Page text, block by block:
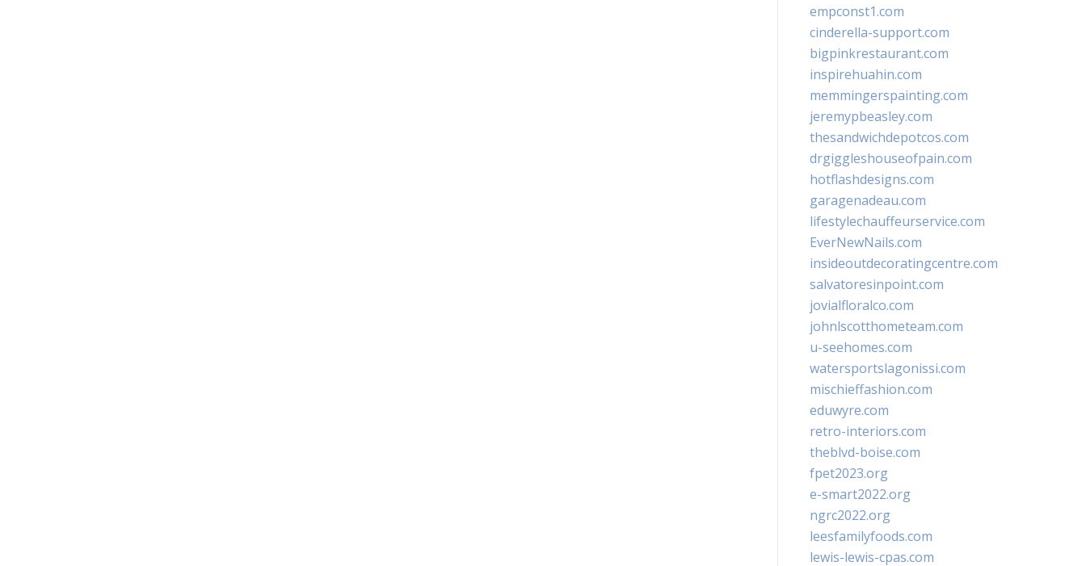
empconst1.com
cinderella-support.com
bigpinkrestaurant.com
inspirehuahin.com
memmingerspainting.com
jeremypbeasley.com
thesandwichdepotcos.com
drgiggleshouseofpain.com
hotflashdesigns.com
garagenadeau.com
lifestylechauffeurservice.com
EverNewNails.com
insideoutdecoratingcentre.com
salvatoresinpoint.com
jovialfloralco.com
johnlscotthometeam.com
u-seehomes.com
watersportslagonissi.com
mischieffashion.com
eduwyre.com
retro-interiors.com
theblvd-boise.com
fpet2023.org
e-smart2022.org
ngrc2022.org
leesfamilyfoods.com
lewis-lewis-cpas.com